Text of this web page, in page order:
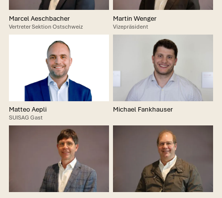
Marcel Aeschbacher
Vertreter Sektion Ostschweiz
Martin Wenger
Vizepräsident
Matteo Aepli
SUISAG Gast
Michael Fankhauser